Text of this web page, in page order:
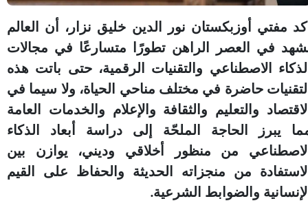
مفتي أوزبكستان نور الدين خليق نزار، أن العالم
في العصر الراهن تطورًا متسارعًا في مجالات
الاصطناعي والتقنيات الرقمية، حتى باتت هذه
حاضرة في مختلف مناحي الحياة، ولا سيما في
والتعليم والثقافة والإعلام والخدمات العامة
يبرز الحاجة الملحّة إلى دراسة أبعاد الذكاء
من منظور أخلاقي وديني، يوازن بين
من منجزاته الحديثة والحفاظ على القيم
والضوابط الشرعية.